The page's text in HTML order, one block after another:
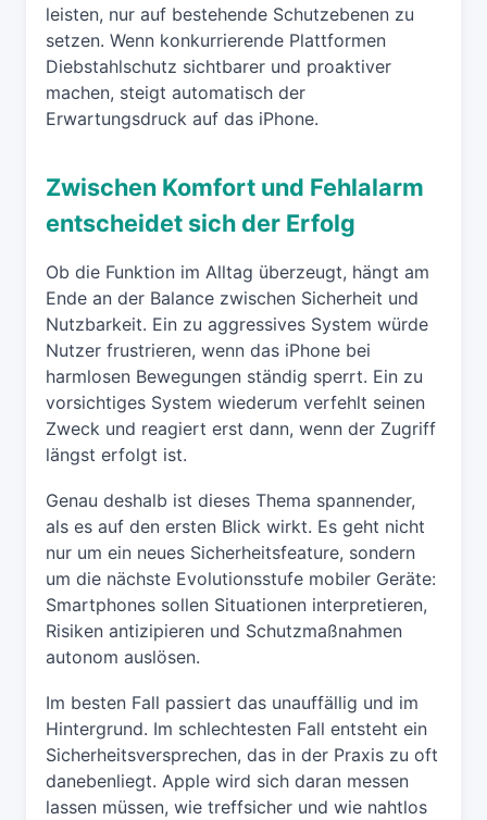
leisten, nur auf bestehende Schutzebenen zu
setzen. Wenn konkurrierende Plattformen
Diebstahlschutz sichtbarer und proaktiver
machen, steigt automatisch der
Erwartungsdruck auf das iPhone.
Zwischen Komfort und Fehlalarm
entscheidet sich der Erfolg
Ob die Funktion im Alltag überzeugt, hängt am
Ende an der Balance zwischen Sicherheit und
Nutzbarkeit. Ein zu aggressives System würde
Nutzer frustrieren, wenn das iPhone bei
harmlosen Bewegungen ständig sperrt. Ein zu
vorsichtiges System wiederum verfehlt seinen
Zweck und reagiert erst dann, wenn der Zugriff
längst erfolgt ist.
Genau deshalb ist dieses Thema spannender,
als es auf den ersten Blick wirkt. Es geht nicht
nur um ein neues Sicherheitsfeature, sondern
um die nächste Evolutionsstufe mobiler Geräte:
Smartphones sollen Situationen interpretieren,
Risiken antizipieren und Schutzmaßnahmen
autonom auslösen.
Im besten Fall passiert das unauffällig und im
Hintergrund. Im schlechtesten Fall entsteht ein
Sicherheitsversprechen, das in der Praxis zu oft
danebenliegt. Apple wird sich daran messen
lassen müssen, wie treffsicher und wie nahtlos